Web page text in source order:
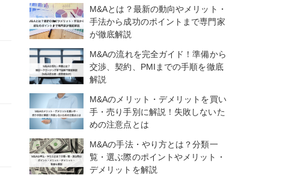
M&Aとは？最新の動向やメリット・
手法から成功のポイントまで専門家
が徹底解説
M&Aの流れを完全ガイド！準備から
交渉、契約、PMIまでの手順を徹底
解説
M&Aのメリット・デメリットを買い
手・売り手別に解説！失敗しないた
めの注意点とは
M&Aの手法・やり方とは？分類一
覧・選ぶ際のポイントやメリット・
デメリットを解説